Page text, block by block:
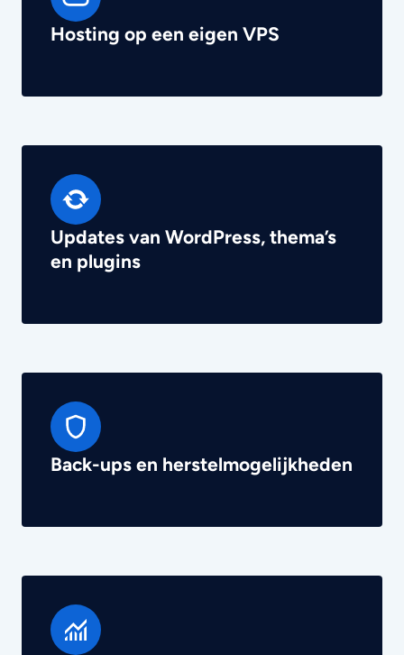
Hosting op een eigen VPS
Updates van WordPress, thema’s
en plugins
Back-ups en herstelmogelijkheden